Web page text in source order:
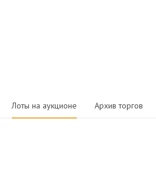
Лоты на аукционе Архив торгов